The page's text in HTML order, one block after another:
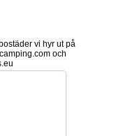
vi hyr ut på
och